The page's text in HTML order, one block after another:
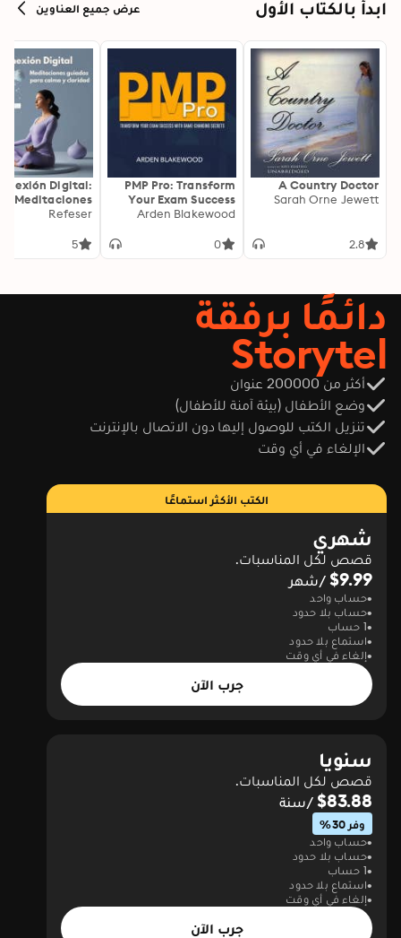
ابدأ بالكتاب الأول عرض جميع العناوين
A Country Doctor
Sarah Orne Jewett
2.8
PMP Pro: Transform
Your Exam Success
with Game-Changing
PMP exam results!
performance on test
day."
Arden Blakewood
0
Digital:
Meditaciones
para Calma y
Refeser
5
دائمًا برفقة
Storytel
أكثر من 200000 عنوان
وضع الأطفال (بيئة آمنة للأطفال)
تنزيل الكتب للوصول إليها دون الاتصال بالإنترنت
الإلغاء في أي وقت
الكتب الأكثر استماعًا
شهري
قصص لكل المناسبات.
$9.99 /شهر
حساب واحد
حساب بلا حدود
1 حساب
استماع بلا حدود
إلغاء في أي وقت
جرب الآن
سنويا
قصص لكل المناسبات.
$83.88 /سنة
وفر 30%
حساب واحد
حساب بلا حدود
1 حساب
استماع بلا حدود
إلغاء في أي وقت
جرب الآن